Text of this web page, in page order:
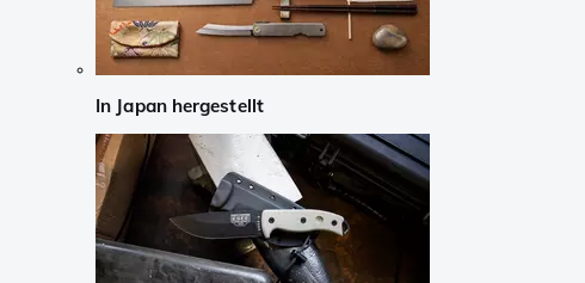
In Japan hergestellt